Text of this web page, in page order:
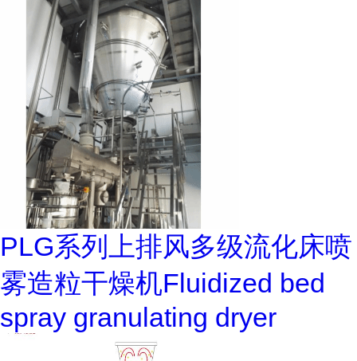
PLG系列上排风多级流化床喷
雾造粒干燥机Fluidized bed
spray granulating dryer